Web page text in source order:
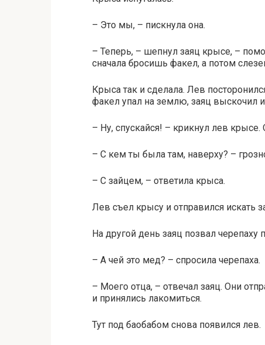
– Это мы, – пискнула она.
– Теперь, – шепнул заяц крысе, –
сначала бросишь факел, а потом
Крыса так и сделала. Лев
факел упал на землю, заяц выскочил
– Ну, спускайся! – крикнул лев крысе.
– С кем ты была там, наверху? –
– С зайцем, – ответила крыса.
Лев съел крысу и отправился искать
На другой день заяц позвал черепаху
– А чей это мед? – спросила черепаха.
– Моего отца, – отвечал заяц. Они
и принялись лакомиться.
Тут под баобабом снова появился лев.